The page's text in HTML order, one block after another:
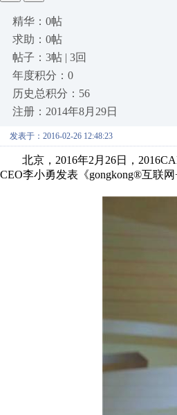
精华：0帖
求助：0帖
帖子：3帖 | 3回
年度积分：0
历史总积分：56
注册：2014年8月29日
发表于：2016-02-26 12:48:23
北京，2016年2月26日，
CEO李小勇发表《gongkong®互联